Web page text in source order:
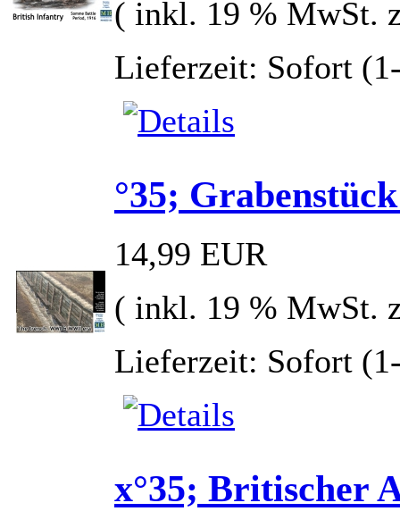
( inkl. 19 % MwSt.
Lieferzeit: Sofort
°35;
14,99 EUR
( inkl. 19 % MwSt.
Lieferzeit: Sofort
x°35; Britischer